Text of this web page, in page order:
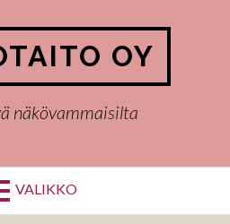
OY
näkövammaisilta
VALIKKO